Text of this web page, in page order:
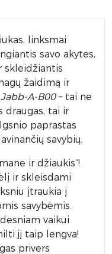
linksmai
savo akytes,
skleidžiantis
žaidimą ir
Jabb-A-B00– tai ne
draugas, tai ir
paprastas
savybių.
ir džiaukis“!
ir skleisdami
įtraukia į
savybėmis.
vaikui
jį taip lengva!
privers